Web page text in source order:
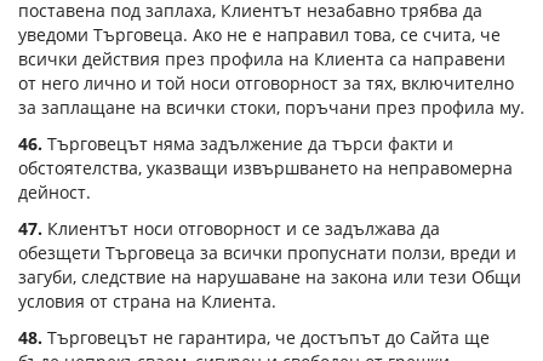
поставена под заплаха, Клиентът незабавно трябва да
уведоми Търговеца. Ако не е направил това, се счита, че
всички действия през профила на Клиента са направени
от него лично и той носи отговорност за тях, включително
за заплащане на всички стоки, поръчани през профила му.
46. Търговецът няма задължение да търси факти и
обстоятелства, указващи извършването на неправомерна
дейност.
47. Клиентът носи отговорност и се задължава да
обезщети Търговеца за всички пропуснати ползи, вреди и
загуби, следствие на нарушаване на закона или тези Общи
условия от страна на Клиента.
48. Търговецът не гарантира, че достъпът до Сайта ще